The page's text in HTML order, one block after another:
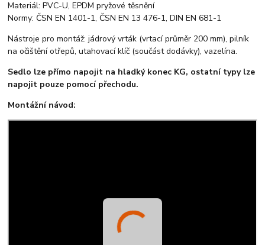
Materiál: PVC-U, EPDM pryžové těsnění
Normy: ČSN EN 1401-1, ČSN EN 13 476-1, DIN EN 681-1
Nástroje pro montáž: jádrový vrták (vrtací průměr 200 mm), pilník
na očištění otřepů, utahovací klíč (součást dodávky), vazelína.
Sedlo lze přímo napojit na hladký konec KG, ostatní typy lze
napojit pouze pomocí přechodu.
Montážní návod: